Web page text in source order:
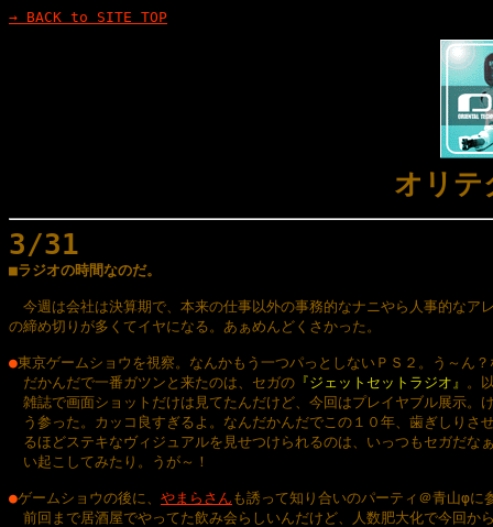
→ BACK to SITE TOP
オリテ
3/31
■ラジオの時間なのだ。
今週は会社は決算期で、本来の仕事以外の事務的なナニやら人事的なア
の締め切りが多くてイヤになる。あぁめんどくさかった。
●東京ゲームショウを視察。なんかもう一つパっとしないＰＳ２。う～ん？
だかんだで一番ガツンと来たのは、セガの 『ジェットセットラジオ』
。
雑誌で画面ショットだけは見てたんだけど、今回はプレイヤブル展示。
う参った。カッコ良すぎるよ。なんだかんだでこの１０年、歯ぎしりさ
るほどステキなヴィジュアルを見せつけられるのは、いっつもセガだな
い起こしてみたり。うが～！
●ゲームショウの後に、 やまらさん も誘って知り合いのパーティ＠青山φに
前回まで居酒屋でやってた飲み会らしいんだけど、人数肥大化で今回か